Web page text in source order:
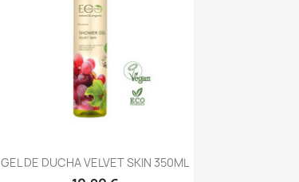
Vista rápida
GEL DE DUCHA VELVET SKIN 350ML